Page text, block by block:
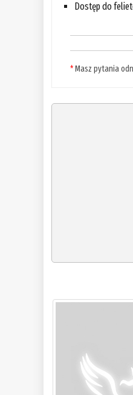
Dostęp do
*Masz pytania